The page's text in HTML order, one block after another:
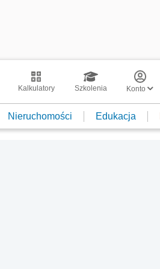
Kalkulatory Szkolenia Konto
Nieruchomości Edukacja